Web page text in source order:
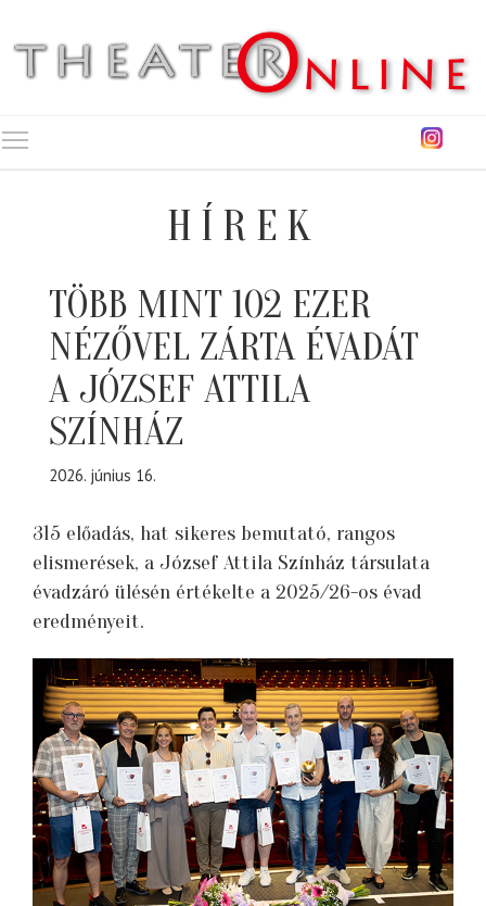
HÍREK
TÖBB MINT 102 EZER
NÉZŐVEL ZÁRTA ÉVADÁT
A JÓZSEF ATTILA
SZÍNHÁZ
2026. június 16.
315 előadás, hat sikeres bemutató, rangos
elismerések, a József Attila Színház társulata
évadzáró ülésén értékelte a 2025/26-os évad
eredményeit.